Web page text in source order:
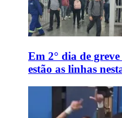
Em 2° dia de
estão as linhas